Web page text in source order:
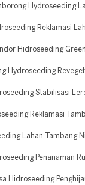
Hydroseeding
Reklamasi
Hidroseeding
Hydroseeding
Stabilisasi
Reklamasi
Lahan Tambang
Penanaman
Hidroseeding